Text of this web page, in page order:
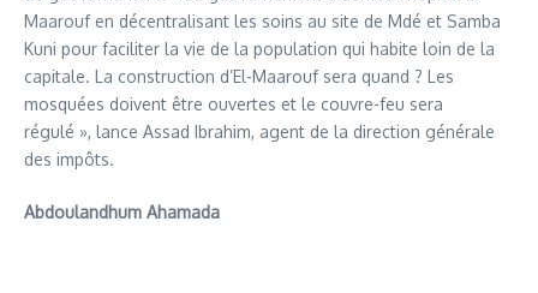
Maarouf en décentralisant les soins au site de Mdé et Samba
Kuni pour faciliter la vie de la population qui habite loin de la
capitale. La construction d’El-Maarouf sera quand ? Les
mosquées doivent être ouvertes et le couvre-feu sera
régulé », lance Assad Ibrahim, agent de la direction générale
des impôts.
Abdoulandhum Ahamada